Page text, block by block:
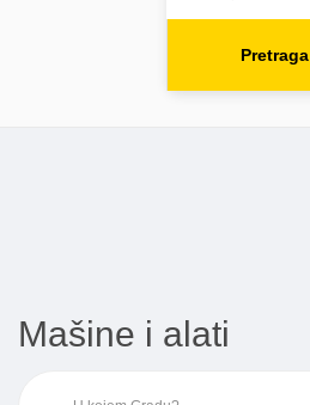
Pretraga
Mašine i alati